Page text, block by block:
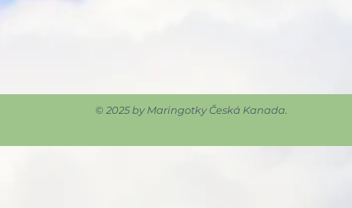
© 2025 by Maringotky Česká Kanada.